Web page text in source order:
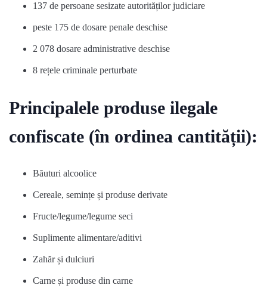
137 de persoane sesizate autorităților judiciare
peste 175 de dosare penale deschise
2 078 dosare administrative deschise
8 rețele criminale perturbate
Principalele produse ilegale
confiscate (în ordinea cantității):
Băuturi alcoolice
Cereale, semințe și produse derivate
Fructe/legume/legume seci
Suplimente alimentare/aditivi
Zahăr și dulciuri
Carne și produse din carne